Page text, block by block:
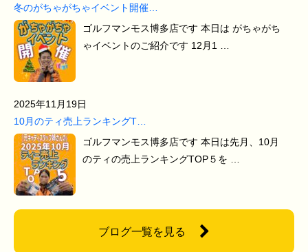
冬のがちゃがちゃイベント開催…
ゴルフマンモス博多店です 本日は がちゃがち
ゃイベントのご紹介です 12月1 …
2025年11月19日
10月のティ売上ランキングT…
ゴルフマンモス博多店です 本日は先月、10月
のティの売上ランキングTOP５を …
ブログ一覧を見る